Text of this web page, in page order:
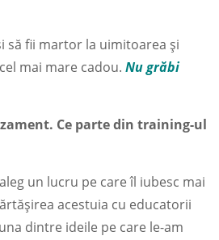
să fii martor la uimitoarea și
mai mare cadou. Nu grăbi
Ce parte din training-ul
un lucru pe care îl iubesc mai
acestuia cu educatorii
dintre ideile pe care le-am